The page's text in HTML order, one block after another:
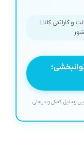
گارانتی کالا |
وسایل کمکی و درمانی